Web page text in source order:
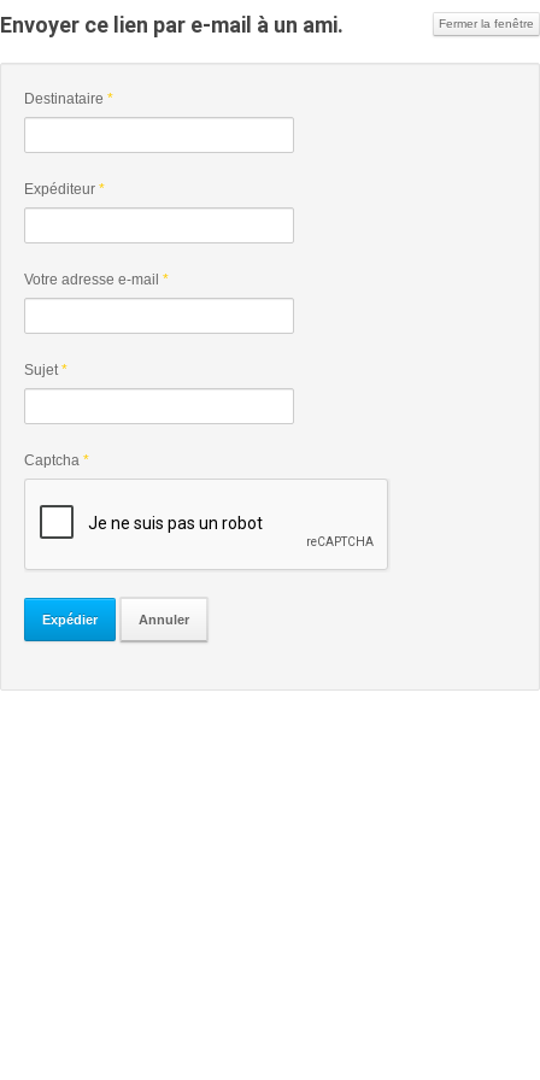
Envoyer ce lien par e-mail à un ami. Fermer la fenêtre
Destinataire *
Expéditeur *
Votre adresse e-mail *
Sujet*
Captcha *
Expédier Annuler